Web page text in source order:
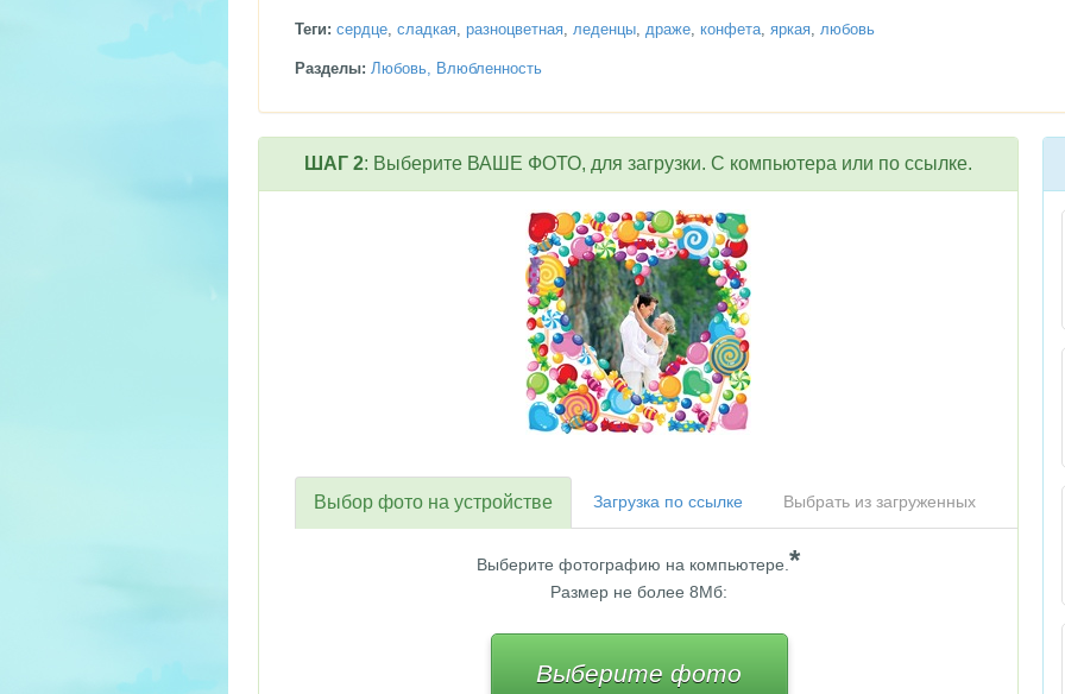
Теги: сердце, сладкая, разноцветная, леденцы, драже, конфета, яркая, любовь
Разделы: Любовь, Влюбленность
ШАГ 2: Выберите ВАШЕ ФОТО, для загрузки. С компьютера или по ссылке.
Выбор фото на устройстве Загрузка по ссылке Выбрать из загруженных
Выберите фотографию на компьютере. *
Размер не более 8Мб:
Выберите фото